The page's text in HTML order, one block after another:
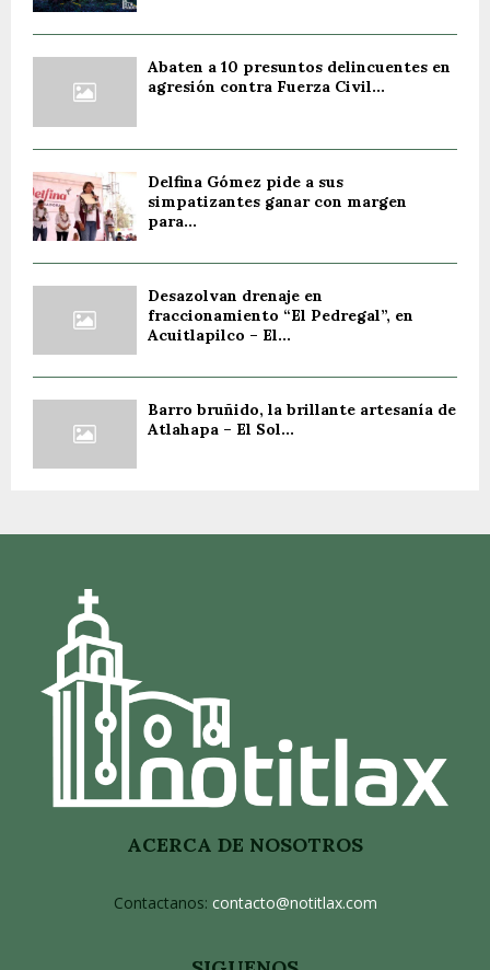
Abaten a 10 presuntos delincuentes en
agresión contra Fuerza Civil...
Delfina Gómez pide a sus
simpatizantes ganar con margen
para...
Desazolvan drenaje en
fraccionamiento “El Pedregal”, en
Acuitlapilco – El...
Barro bruñido, la brillante artesanía de
Atlahapa – El Sol...
ACERCA DE NOSOTROS
Contactanos: contacto@notitlax.com